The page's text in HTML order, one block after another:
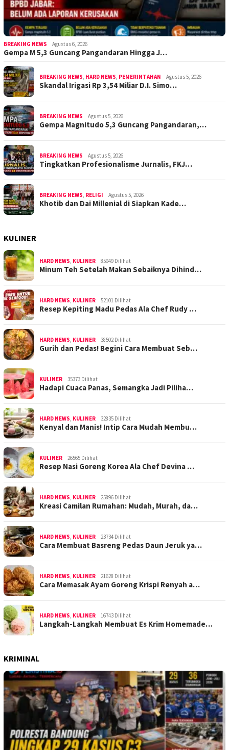
BREAKING NEWS Agustus 6, 2026
Gempa M 5,3 Guncang Pangandaran Hingga J…
BREAKING NEWS HARD NEWS PEMERINTAHAN Agustus 5, 2026
Skandal Irigasi Rp 3,54 Miliar D.I. Simo…
BREAKING NEWS Agustus 5, 2026
Gempa Magnitudo 5,3 Guncang Pangandaran,…
BREAKING NEWS Agustus 5, 2026
Tingkatkan Profesionalisme Jurnalis, FKJ…
BREAKING NEWS RELIGI Agustus 5, 2026
Khotib dan Dai Millenial di Siapkan Kade…
KULINER
HARD NEWS KULINER 85949 Dilihat
Minum Teh Setelah Makan Sebaiknya Dihind…
HARD NEWS KULINER 52101 Dilihat
Resep Kepiting Madu Pedas Ala Chef Rudy …
HARD NEWS KULINER 38502 Dilihat
Gurih dan Pedas! Begini Cara Membuat Seb…
KULINER 35373 Dilihat
Hadapi Cuaca Panas, Semangka Jadi Piliha…
HARD NEWS KULINER 32835 Dilihat
Kenyal dan Manis! Intip Cara Mudah Membu…
KULINER 26565 Dilihat
Resep Nasi Goreng Korea Ala Chef Devina …
HARD NEWS KULINER 25896 Dilihat
Kreasi Camilan Rumahan: Mudah, Murah, da…
HARD NEWS KULINER 23734 Dilihat
Cara Membuat Basreng Pedas Daun Jeruk ya…
HARD NEWS KULINER 21628 Dilihat
Cara Memasak Ayam Goreng Krispi Renyah a…
HARD NEWS KULINER 16743 Dilihat
Langkah-Langkah Membuat Es Krim Homemade…
KRIMINAL